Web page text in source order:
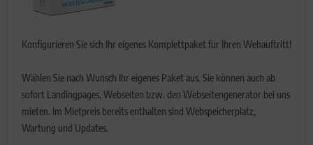
Konfigurieren Sie sich Ihr eigenes Komplettpaket für Ihren Webauftritt!
Wählen Sie nach Wunsch Ihr eigenes Paket aus. Sie können auch ab
sofort Landingpages, Webseiten bzw. den Webseitengenerator bei uns
mieten. Im Mietpreis bereits enthalten sind Webspeicherplatz,
Wartung und Updates.